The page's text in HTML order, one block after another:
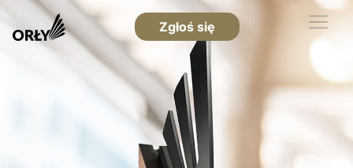
Zgłoś się